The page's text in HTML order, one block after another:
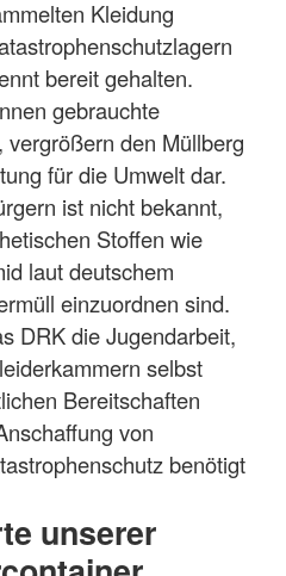
Kleidung
bereit gehalten.
gebrauchte
den Müllberg
für die Umwelt dar.
ist nicht bekannt,
Stoffen wie
laut deutschem
einzuordnen sind.
DRK die Jugendarbeit,
selbst
Bereitschaften
von
benötigt
unserer